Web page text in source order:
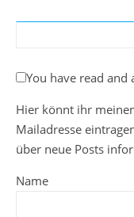
You have read and
Hier könnt ihr
Mailadresse
über neue Posts
Name